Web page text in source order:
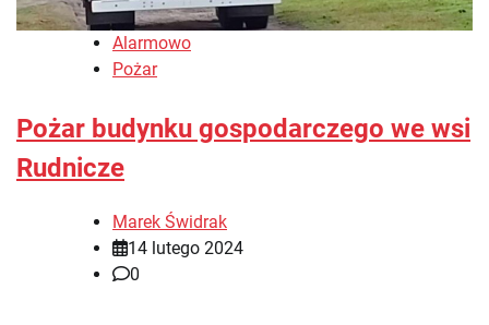
Alarmowo
Pożar
Pożar budynku gospodarczego we wsi
Rudnicze
Marek Świdrak
14 lutego 2024
0